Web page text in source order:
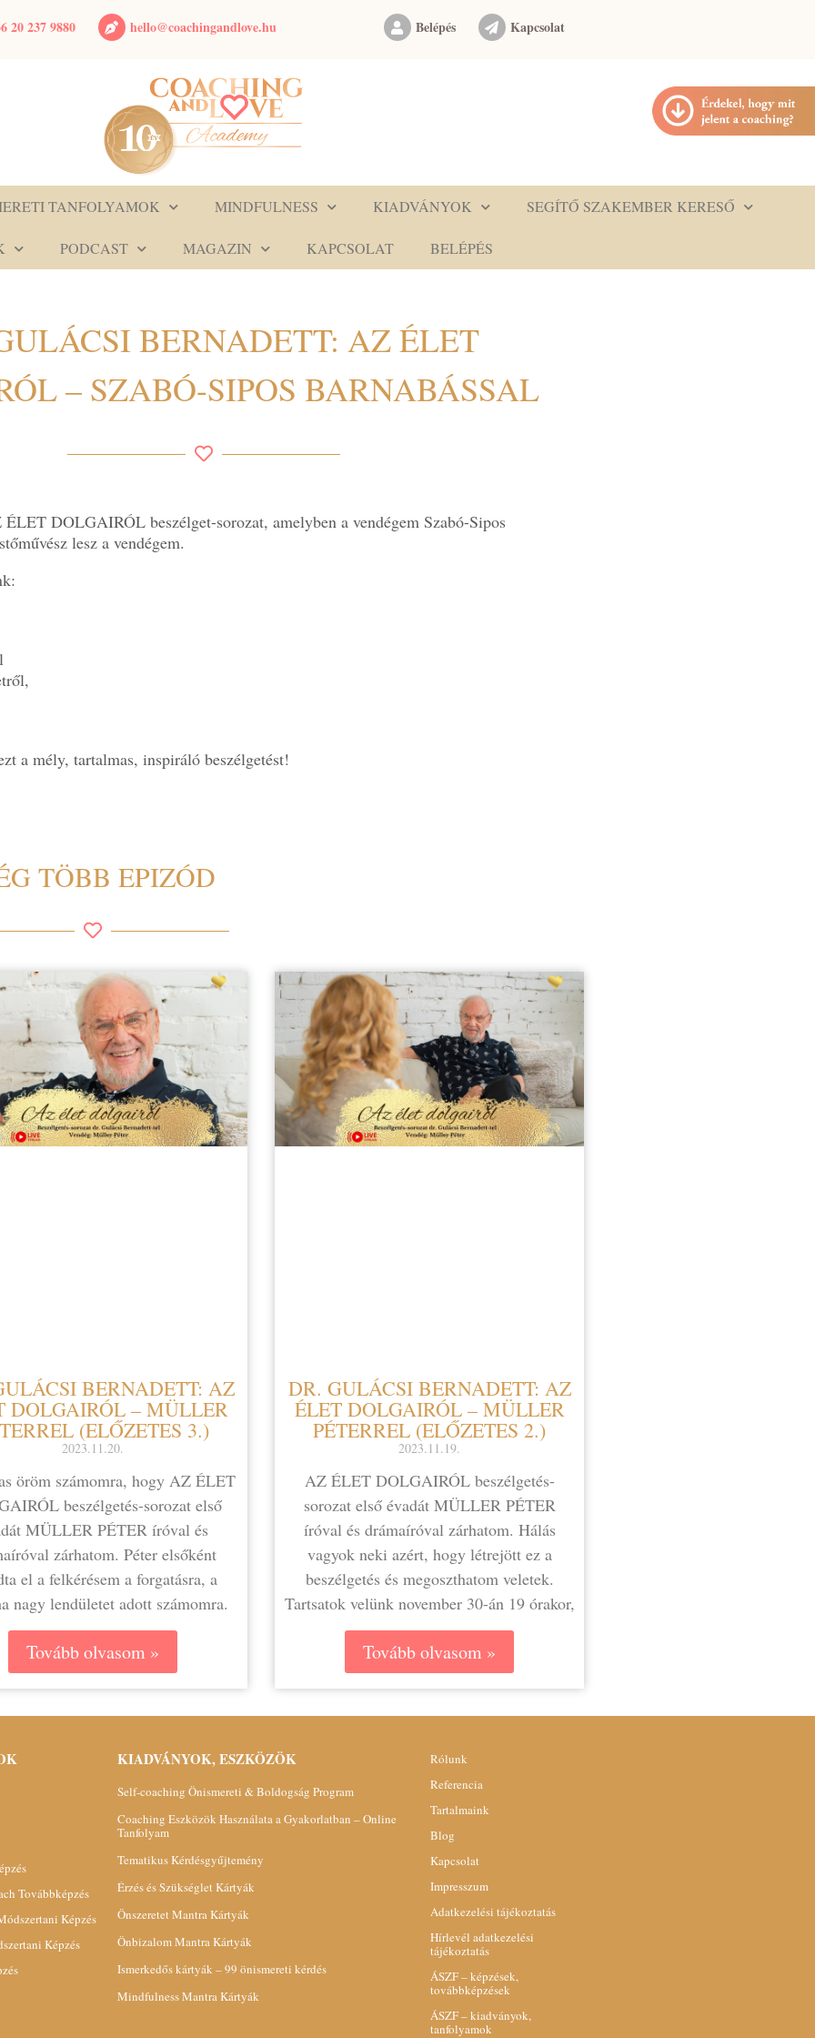
20 237 9880 hello@coachingandlove.hu Belépés Kapcsolat
TANFOLYAMOK MINDFULNESS KIADVÁNYOK SEGÍTŐ SZAKEMBER KERESŐ
PODCAST MAGAZIN KAPCSOLAT BELÉPÉS
BERNADETT: AZ ÉLET
– SZABÓ-SIPOS BARNABÁSSAL
DOLGAIRÓL beszélget-sorozat, amelyben a vendégem Szabó-Sipos
lesz a vendégem.
a mély, tartalmas, inspiráló beszélgetést!
TÖBB EPIZÓD
BERNADETT: AZ
DOLGAIRÓL – MÜLLER
(ELŐZETES 3.)
2023.11.20.
öröm számomra, hogy AZ ÉLET
beszélgetés-sorozat első
MÜLLER PÉTER íróval és
zárhatom. Péter elsőként
el a felkérésem a forgatásra, a
nagy lendületet adott számomra.
Tovább olvasom »
DR. GULÁCSI BERNADETT: AZ
ÉLET DOLGAIRÓL – MÜLLER
PÉTERREL (ELŐZETES 2.)
2023.11.19.
AZ ÉLET DOLGAIRÓL beszélgetés-
sorozat első évadát MÜLLER PÉTER
íróval és drámaíróval zárhatom. Hálás
vagyok neki azért, hogy létrejött ez a
beszélgetés és megoszthatom veletek.
Tartsatok velünk november 30-án 19 órakor,
Tovább olvasom »
Továbbképzés
Képzés
Képzés
KIADVÁNYOK, ESZKÖZÖK
Self-coaching Önismereti & Boldogság Program
Coaching Eszközök Használata a Gyakorlatban – Online
Tanfolyam
Tematikus Kérdésgyűjtemény
Érzés és Szükséglet Kártyák
Önszeretet Mantra Kártyák
Önbizalom Mantra Kártyák
Ismerkedős kártyák – 99 önismereti kérdés
Mindfulness Mantra Kártyák
Rólunk
Referencia
Tartalmaink
Blog
Kapcsolat
Impresszum
Adatkezelési tájékoztatás
Hírlevél adatkezelési
tájékoztatás
ÁSZF – képzések,
továbbképzések
ÁSZF – kiadványok,
tanfolyamok